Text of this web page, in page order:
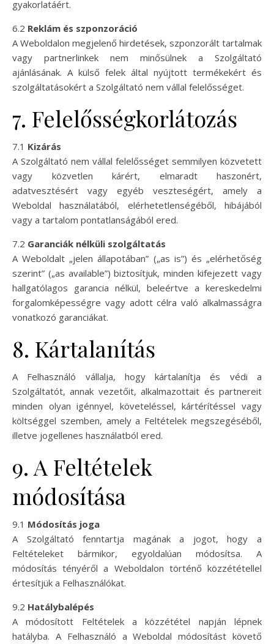
gyakorlatáért.
6.2 Reklám és szponzoráció
A Weboldalon megjelenő hirdetések, szponzorált tartalmak
vagy partnerlinkek nem minősülnek a Szolgáltató
ajánlásának. A külső felek által nyújtott termékekért és
szolgáltatásokért a Szolgáltató nem vállal felelősséget.
7. Felelősségkorlátozás
7.1 Kizárás
A Szolgáltató nem vállal felelősséget semmilyen közvetett
vagy közvetlen kárért, elmaradt haszonért,
adatvesztésért vagy egyéb veszteségért, amely a
Weboldal használatából, elérhetetlenségéből, hibájából
vagy a tartalom pontatlanságából ered.
7.2 Garanciák nélküli szolgáltatás
A Weboldalt „jelen állapotában” („as is”) és „elérhetőség
szerint” („as available”) biztosítjuk, minden kifejezett vagy
hallgatólagos garancia nélkül, beleértve a kereskedelmi
forgalomképességre vagy adott célra való alkalmasságra
vonatkozó garanciákat.
8. Kártalanítás
A Felhasználó vállalja, hogy kártalanítja és védi a
Szolgáltatót, annak vezetőit, alkalmazottait és partnereit
minden olyan igénnyel, követeléssel, kártérítéssel vagy
költséggel szemben, amely a Feltételek megszegéséből,
illetve jogellenes használatból ered.
9. A Feltételek
módosítása
9.1 Módosítás joga
A Szolgáltató fenntartja magának a jogot, hogy a
Feltételeket bármikor, egyoldalúan módosítsa. A
módosítás tényéről a Weboldalon történő közzététellel
értesítjük a Felhasználókat.
9.2 Hatálybalépés
A módosított Feltételek a közzététel napján lépnek
hatályba. A Felhasználó a Weboldal módosítást követő